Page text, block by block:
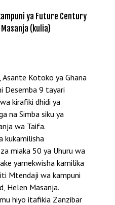
ya Future Century
(kulia)
Asante Kotoko ya Ghana
Desemba 9 tayari
kirafiki dhidi ya
na Simba siku ya
wa Taifa.
kukamilisha
miaka 50 ya Uhuru wa
yamekwisha kamilika
Mtendaji wa kampuni
Helen Masanja.
hiyo itafikia Zanzibar